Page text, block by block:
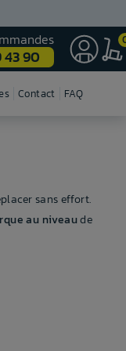
43 90
Nos centres de
Contact FAQ
sans effort.
au niveaude